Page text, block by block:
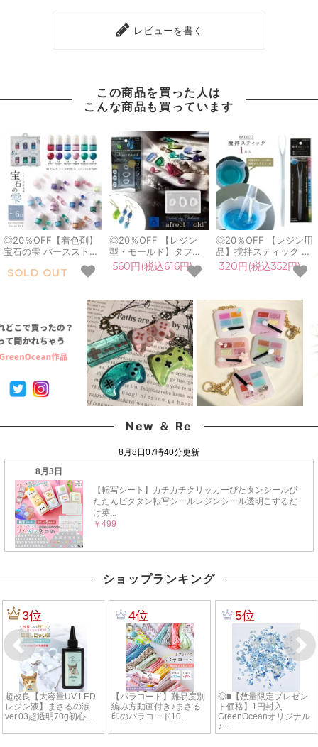
レビューを書く
この商品を買った人は
こんな商品も買っています
◎20％OFF【着色剤】
宝石の雫 バースストー
ンカラーセット 《1-6
月》 着色料 セット レ
SOLD OUT
◎20％OFF 【レジン
型・モールド】タフレ
クトモールド 鉱物A セ
ット シリコンモールド
3d LED UVレジン パジ
コ 2023 新作 PADICO
560円(税込616円)
◎20％OFF 【レジン用
品】撹拌スティック ヘ
ラ付き 混ぜ棒 撹拌棒
UVレジン 着色剤 レジ
宝石の雫 パジコ 2023
新作 PADICO 手芸
320円(税込352円)
New ＆ Re
ショップランキング